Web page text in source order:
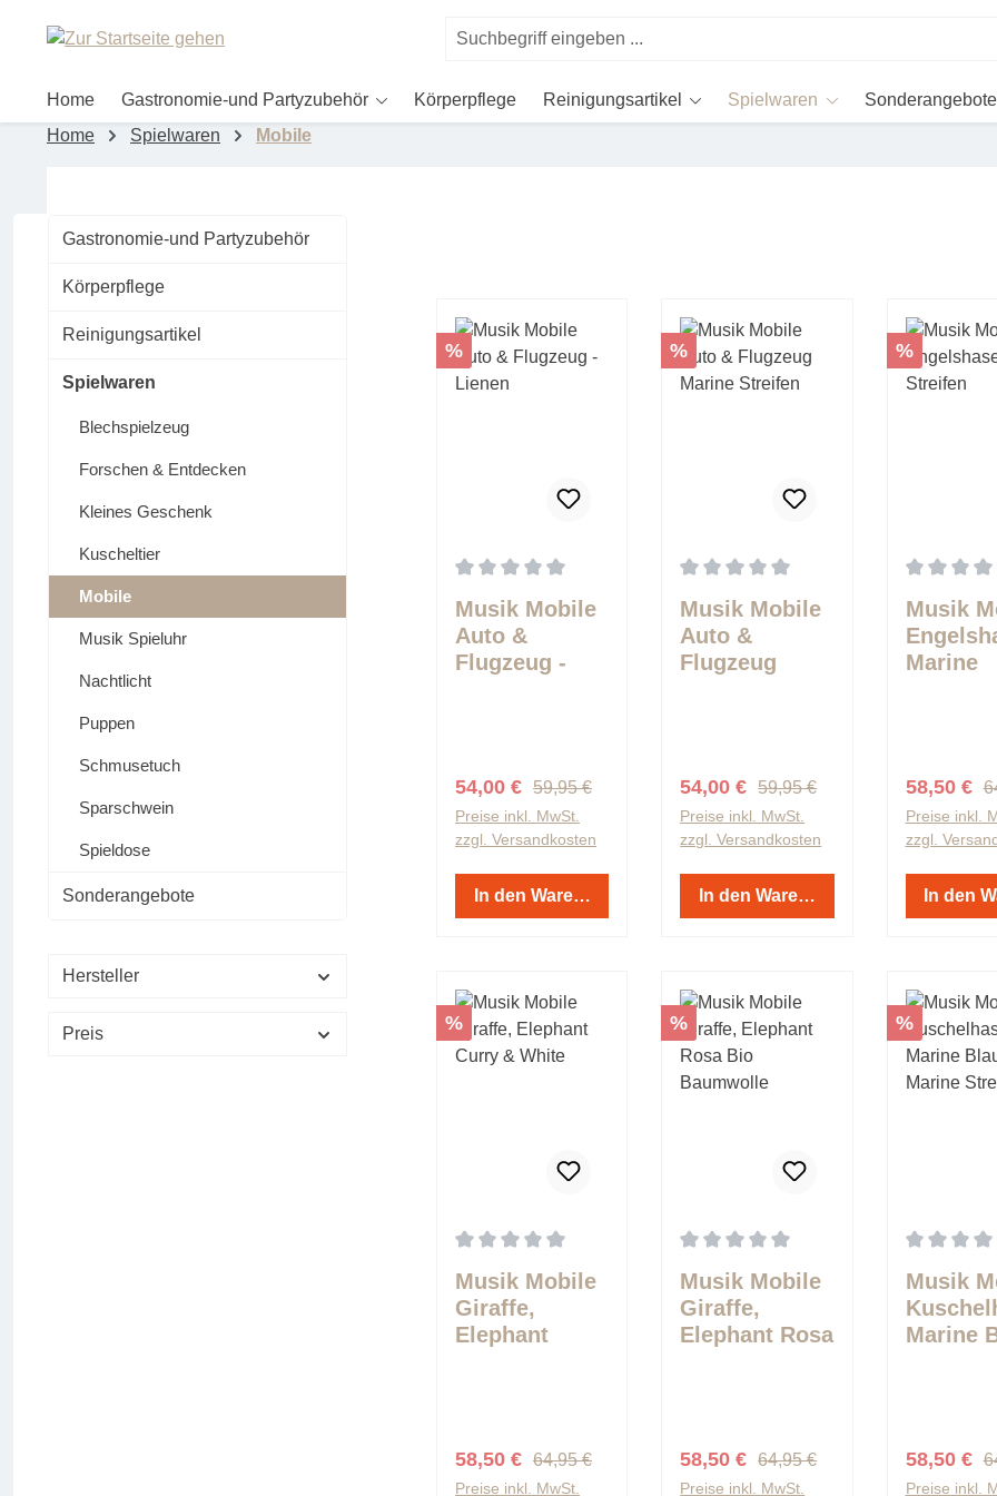
Hauptinhalt springen
Zur Suche springen
Home Gastronomie-und Partyzubehör Körperpflege Reinigungsartikel Spielwaren
Sonderangebote
Home
Spielwaren Mobile
Gastronomie-und Partyzubehör
Körperpflege
Reinigungsartikel
Spielwaren
Blechspielzeug
Forschen & Entdecken
Kleines Geschenk
Kuscheltier
Mobile
Musik Spieluhr
Nachtlicht
Puppen
Schmusetuch
Sparschwein
Spieldose
Sonderangebote
Hersteller
Preis
Rabatt
%
Musik Mobile
Auto &
Flugzeug -
Verkaufspreis:
54,00 € Regulärer Preis:
59,95 €
Preise inkl. MwSt.
zzgl. Versandkosten
In den Warenkorb
Rabatt
%
Musik Mobile
Auto &
Flugzeug
Verkaufspreis:
54,00 € Regulärer Preis:
59,95 €
Preise inkl. MwSt.
zzgl. Versandkosten
In den Warenkorb
Rabatt
%
Musik
Marine
58,50 €
Preise inkl.
zzgl.
In den
Rabatt
%
Musik Mobile
Giraffe,
Elephant
Verkaufspreis:
58,50 € Regulärer Preis:
64,95 €
Preise inkl. MwSt.
Rabatt
%
Musik Mobile
Giraffe,
Elephant Rosa
Verkaufspreis:
58,50 € Regulärer Preis:
64,95 €
Preise inkl. MwSt.
Rabatt
%
Musik
Marine
58,50 €
Preise inkl.